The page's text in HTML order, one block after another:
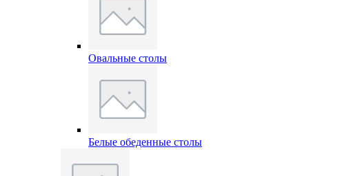
Овальные столы
Белые обеденные столы